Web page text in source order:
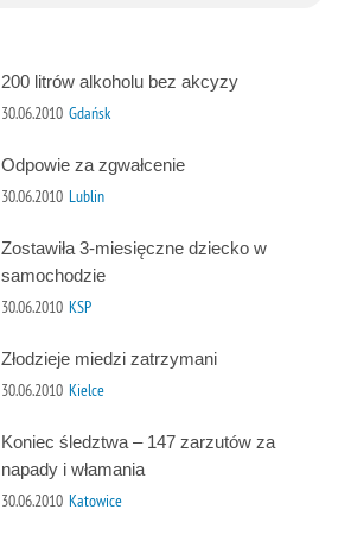
200 litrów alkoholu bez akcyzy
30.06.2010 Gdańsk
Odpowie za zgwałcenie
30.06.2010 Lublin
Zostawiła 3-miesięczne dziecko w
samochodzie
30.06.2010 KSP
Złodzieje miedzi zatrzymani
30.06.2010 Kielce
Koniec śledztwa – 147 zarzutów za
napady i włamania
30.06.2010 Katowice